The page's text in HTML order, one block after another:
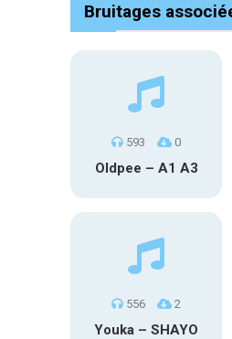
Bruitages
593 0
Oldpee – A1 A3
556 2
Youka – SHAYO